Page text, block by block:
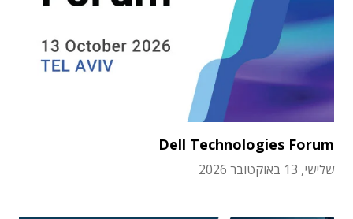
Dell Technologies Forum
שלישי, 13 באוקטובר 2026